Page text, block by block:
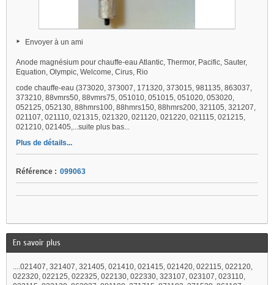
Envoyer à un ami
Anode magnésium pour chauffe-eau Atlantic, Thermor, Pacific, Sauter,
Equation, Olympic, Welcome, Cirus, Rio
code chauffe-eau (373020, 373007, 171320, 373015, 981135, 863037,
373210, 88vmrs50, 88vmrs75, 051010, 051015, 051020, 053020,
052125, 052130, 88hmrs100, 88hmrs150, 88hmrs200, 321105, 321207,
021107, 021110, 021315, 021320, 021120, 021220, 021115, 021215,
021210, 021405,...suite plus bas...
Plus de détails...
Référence : 099063
En savoir plus
....021407, 321407, 321405, 021410, 021415, 021420, 022115, 022120,
022320, 022125, 022325, 022130, 022330, 323107, 023107, 023110,